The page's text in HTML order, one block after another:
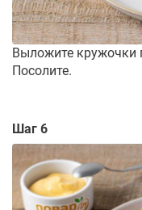
Выложите кружочки
Посолите.
Шаг 6